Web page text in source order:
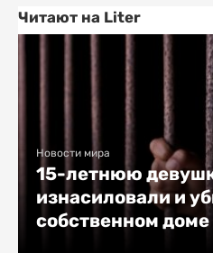
Читают на Liter
Новости мира
15-летнюю
изнасиловали и
собственном доме